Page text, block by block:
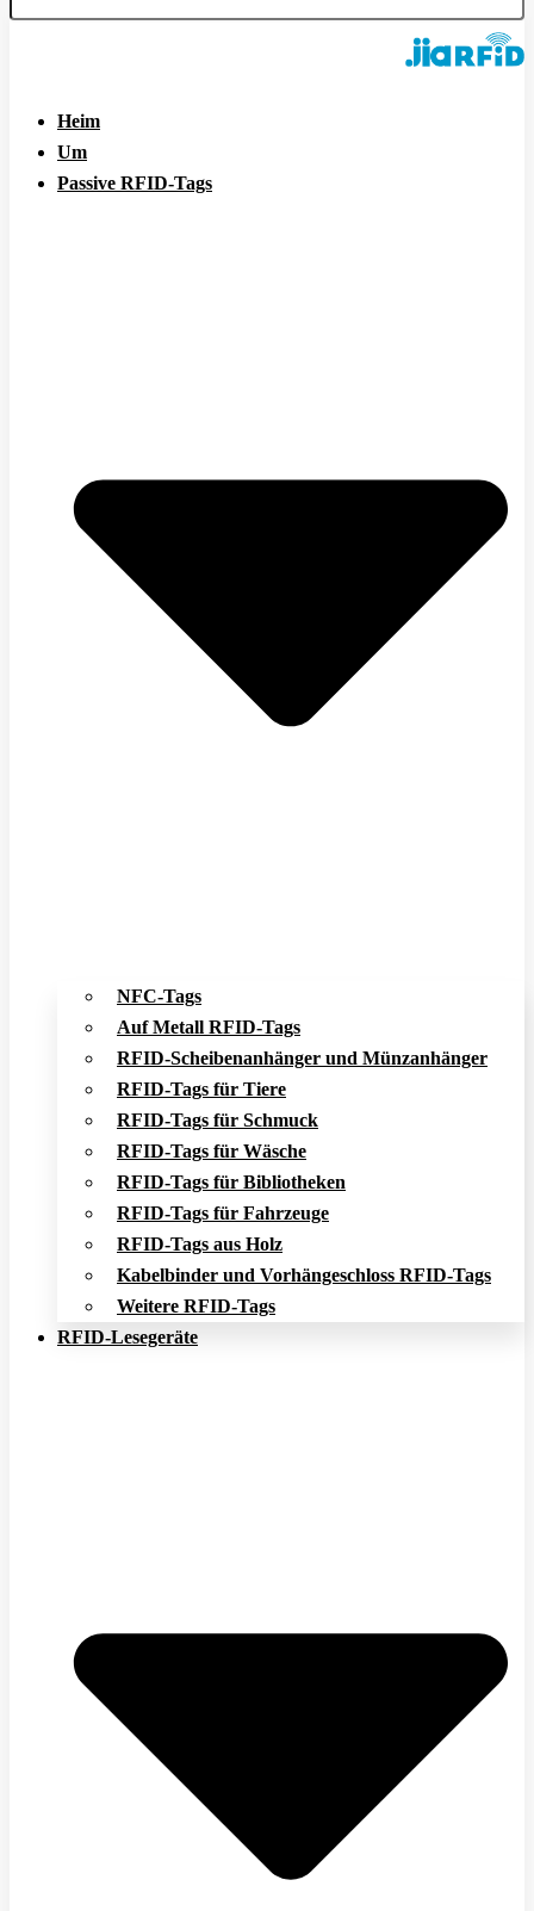
Heim
Um
Passive RFID-Tags
NFC-Tags
Auf Metall RFID-Tags
RFID-Scheibenanhänger und Münzanhänger
RFID-Tags für Tiere
RFID-Tags für Schmuck
RFID-Tags für Wäsche
RFID-Tags für Bibliotheken
RFID-Tags für Fahrzeuge
RFID-Tags aus Holz
Kabelbinder und Vorhängeschloss RFID-Tags
Weitere RFID-Tags
RFID-Lesegeräte